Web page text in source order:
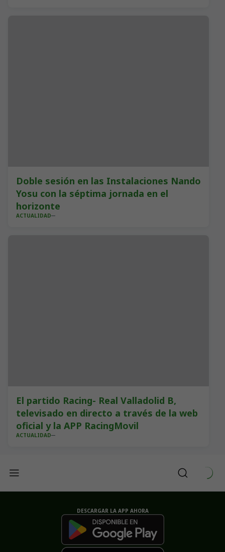
Doble sesión en las Instalaciones Nando
Yosu con la séptima jornada en el
horizonte
ACTUALIDAD
El partido Racing- Real Valladolid B,
televisado en directo a través de la web
oficial y la APP RacingMovil
ACTUALIDAD
DESCARGAR LA APP AHORA